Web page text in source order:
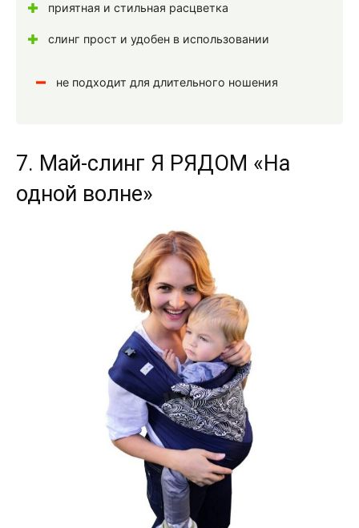
приятная и стильная расцветка
слинг прост и удобен в использовании
не подходит для длительного ношения
7. Май-слинг Я РЯДОМ «На
одной волне»